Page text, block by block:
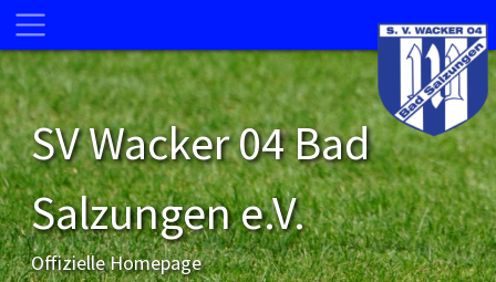
SV Wacker 04 Bad
Salzungen e.V.
Offizielle Homepage